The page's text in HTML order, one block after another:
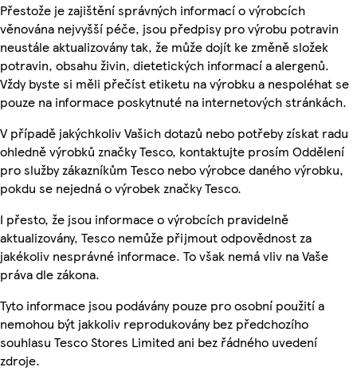
Přestože je zajištění správných informací o výrobcích
věnována nejvyšší péče, jsou předpisy pro výrobu potravin
neustále aktualizovány tak, že může dojít ke změně složek
potravin, obsahu živin, dietetických informací a alergenů.
Vždy byste si měli přečíst etiketu na výrobku a nespoléhat se
pouze na informace poskytnuté na internetových stránkách.
V případě jakýchkoliv Vašich dotazů nebo potřeby získat radu
ohledně výrobků značky Tesco, kontaktujte prosím Oddělení
pro služby zákazníkům Tesco nebo výrobce daného výrobku,
pokdu se nejedná o výrobek značky Tesco.
I přesto, že jsou informace o výrobcích pravidelně
aktualizovány, Tesco nemůže přijmout odpovědnost za
jakékoliv nesprávné informace. To však nemá vliv na Vaše
práva dle zákona.
Tyto informace jsou podávány pouze pro osobní použití a
nemohou být jakkoliv reprodukovány bez předchozího
souhlasu Tesco Stores Limited ani bez řádného uvedení
zdroje.